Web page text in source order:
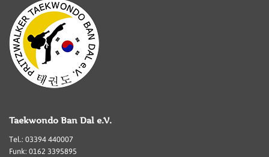
Taekwondo Ban Dal e.V.
Tel.: 03394 440007
Funk: 0162 3395895